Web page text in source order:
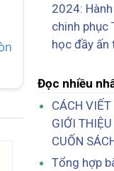
2024:
chinh phục
học đầy
Đọc nhiều
CÁCH
GIỚI
CUỐN
Tổng hợp